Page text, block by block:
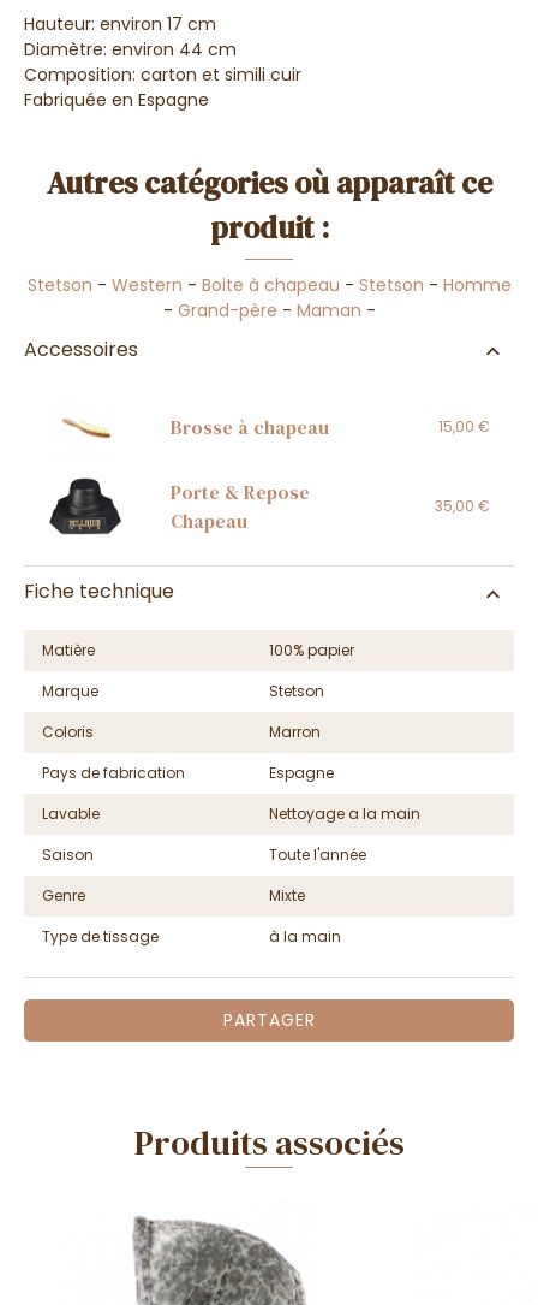
Hauteur: environ 17 cm
Diamètre: environ 44 cm
Composition: carton et simili cuir
Fabriquée en Espagne
Autres catégories où apparaît ce
produit :
Stetson - Western - Boite à chapeau - Stetson - Homme
- Grand-père - Maman -
Accessoires
Brosse à chapeau 15,00 €
Porte & Repose
Chapeau
35,00 €
Fiche technique
Matière
100% papier
Marque
Stetson
Coloris
Marron
Pays de fabrication
Espagne
Lavable
Nettoyage a la main
Saison
Toute l'année
Genre
Mixte
Type de tissage
à la main
PARTAGER
Produits associés